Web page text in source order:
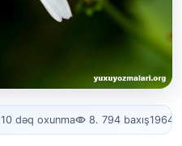
10 dəq oxunma 8. 794 baxış1964